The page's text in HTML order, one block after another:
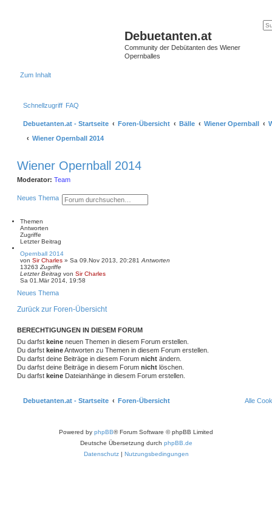
Debuetanten.at
Community der Debütanten des Wiener
Opernballes
Zum Inhalt
Schnellzugriff FAQ
Debuetanten.at - Startseite Foren-Übersicht Bälle Wiener Opernball
Wiener Opernball 2014
Wiener Opernball 2014
Moderator: Team
Neues Thema S
u
E
r
t
e
u
c
Themen
Antworten
Zugriffe
Letzter Beitrag
Opernball 2014
von Sir Charles » Sa 09.Nov 2013, 20:281 Antworten
13263 Zugriffe
Letzter Beitrag von Sir Charles
Sa 01.Mär 2014, 19:58
Neues Thema
Zurück zur Foren-Übersicht
BERECHTIGUNGEN IN DIESEM FORUM
Du darfst keine neuen Themen in diesem Forum erstellen.
Du darfst keineAntworten zu Themen in diesem Forum erstellen.
Du darfst deine Beiträge in diesem Forum nicht ändern.
Du darfst deine Beiträge in diesem Forum nicht löschen.
Du darfst keine Dateianhänge in diesem Forum erstellen.
Debuetanten.at - Startseite Foren-Übersicht Alle
Powered by phpBB® Forum Software © phpBB Limited
Deutsche Übersetzung durch phpBB.de
Datenschutz | Nutzungsbedingungen